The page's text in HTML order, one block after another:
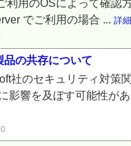
利用のOSによって確認
でご利用の場合 ... 詳
の共存について
社のセキュリティ対
影響を及ぼす可能性が